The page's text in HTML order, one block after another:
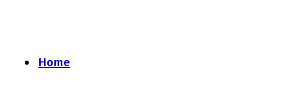
Home